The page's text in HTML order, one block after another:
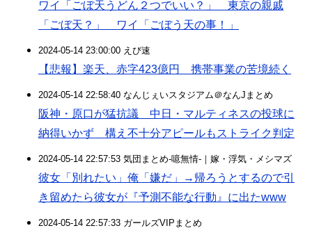
ワイ「ごぼ天うどん２つでいい？」 東京の親戚
「ごぼ天？」 ワイ「ごぼう天の事！」
2024-05-14 23:00:00 えび速
【悲報】楽天、赤字423億円 携帯事業の苦境続く
2024-05-14 22:58:40 なんじぇいスタジアム＠なんJまとめ
阪神・原口が猛抗議 中日・マルティネスの投球に
納得いかず 構え不十分アピールもストライク判定
2024-05-14 22:57:53 気団まとめ-噫無情-｜嫁・浮気・メシマズ
彼女「別れたい」俺「嫌だ」→帰ろうとするので引
き留めたら彼女が『予測不能な行動』に出たwww
2024-05-14 22:57:33 ガールズVIPまとめ